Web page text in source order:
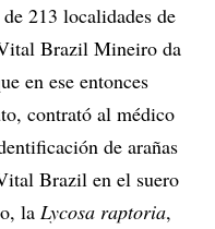
213 localidades de
Brazil Mineiro da
en ese entonces
contrató al médico
de arañas
Brazil en el suero
la Lycosa raptoria,